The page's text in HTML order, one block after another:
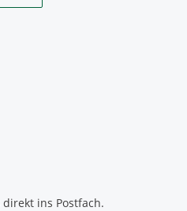
ins Postfach.